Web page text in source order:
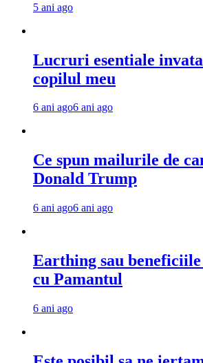
5 ani ago
Lucruri esentiale
copilul meu
6 ani ago6 ani ago
Ce spun mailurile de
Donald Trump
6 ani ago6 ani ago
Earthing sau
cu Pamantul
6 ani ago